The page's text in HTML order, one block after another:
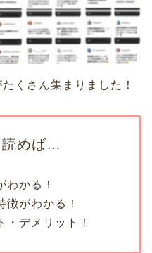
くさん集まりました！
読めば…
わかる！
徴がわかる！
・デメリット！